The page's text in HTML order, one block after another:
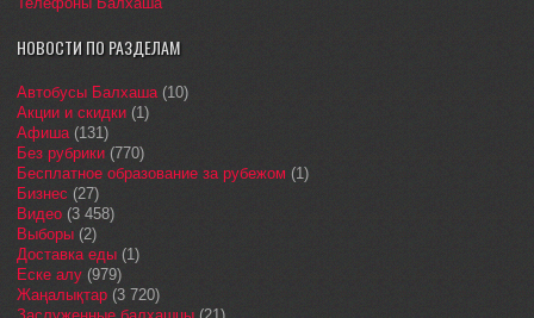
НОВОСТИ ПО РАЗДЕЛАМ
Автобусы Балхаша(10)
Акции и скидки (1)
Афиша(131)
Без рубрики (770)
Бесплатное образование за рубежом (1)
Бизнес (27)
Видео (3 458)
Выборы (2)
Доставка еды (1)
Еске алу (979)
Жаңалықтар (3 720)